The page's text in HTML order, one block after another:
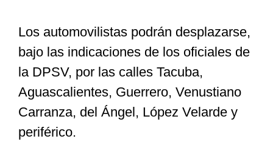
Los automovilistas podrán desplazarse,
bajo las indicaciones de los oficiales de
la DPSV, por las calles Tacuba,
Aguascalientes, Guerrero, Venustiano
Carranza, del Ángel, López Velarde y
periférico.